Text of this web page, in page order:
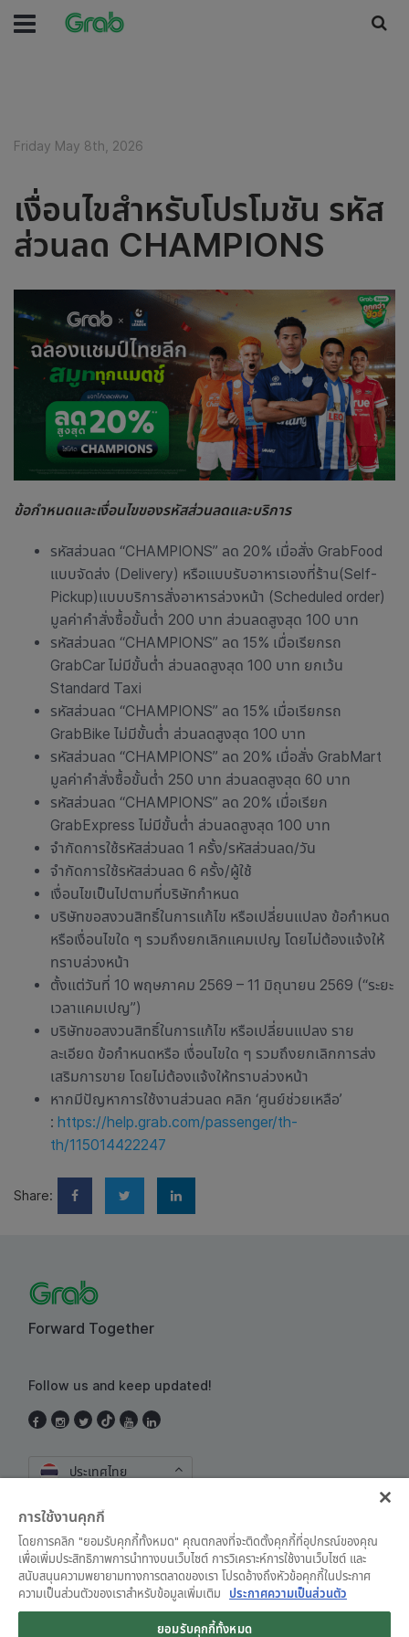
Friday May 8th, 2026
เงื่อนไขสำหรับโปรโมชัน รหัส
ส่วนลด CHAMPIONS
ข้อกำหนดและเงื่อนไขของรหัสส่วนลดและบริการ
รหัสส่วนลด “CHAMPIONS” ลด 20% เมื่อสั่ง GrabFood
แบบจัดส่ง (Delivery) หรือแบบรับอาหารเองที่ร้าน(Self-
Pickup)แบบบริการสั่งอาหารล่วงหน้า (Scheduled order)
มูลค่าคำสั่งซื้อขั้นต่ำ 200 บาท ส่วนลดสูงสุด 100 บาท
รหัสส่วนลด “CHAMPIONS” ลด 15% เมื่อเรียกรถ
GrabCar ไม่มีขั้นต่ำ ส่วนลดสูงสุด 100 บาท ยกเว้น
Standard Taxi
รหัสส่วนลด “CHAMPIONS” ลด 15% เมื่อเรียกรถ
GrabBike ไม่มีขั้นต่ำ ส่วนลดสูงสุด 100 บาท
รหัสส่วนลด “CHAMPIONS” ลด 20% เมื่อสั่ง GrabMart
มูลค่าคำสั่งซื้อขั้นต่ำ 250 บาท ส่วนลดสูงสุด 60 บาท
รหัสส่วนลด “CHAMPIONS” ลด 20% เมื่อเรียก
GrabExpress ไม่มีขั้นต่ำ ส่วนลดสูงสุด 100 บาท
จำกัดการใช้รหัสส่วนลด 1 ครั้ง/รหัสส่วนลด/วัน
จำกัดการใช้รหัสส่วนลด 6 ครั้ง/ผู้ใช้
เงื่อนไขเป็นไปตามที่บริษัทกำหนด
บริษัทขอสงวนสิทธิ์ในการแก้ไข หรือเปลี่ยนแปลง ข้อกำหนด
หรือเงื่อนไขใด ๆ รวมถึงยกเลิกแคมเปญ โดยไม่ต้องแจ้งให้
ทราบล่วงหน้า
ตั้งแต่วันที่ 10 พฤษภาคม 2569 – 11 มิถุนายน 2569 (“ระยะ
เวลาแคมเปญ”)
บริษัทขอสงวนสิทธิ์ในการแก้ไข หรือเปลี่ยนแปลง ราย
ละเอียด ข้อกำหนดหรือ เงื่อนไขใด ๆ รวมถึงยกเลิกการส่ง
เสริมการขาย โดยไม่ต้องแจ้งให้ทราบล่วงหน้า
หากมีปัญหาการใช้งานส่วนลด คลิก ‘ศูนย์ช่วยเหลือ’
: https://help.grab.com/passenger/th-
th/115014422247
Share:
Forward Together
Follow us and keep updated!
ประเทศไทย
ข้อตกลงและเงื่อนไขการใช้งาน •
การใช้งานคุกกี้
โดยการคลิก "ยอมรับคุกกี้ทั้งหมด" คุณตกลงที่จะติดตั้งคุกกี้ที่อุปกรณ์ของคุณ
เพื่อเพิ่มประสิทธิภาพการนำทางบนเว็บไซต์ การวิเคราะห์การใช้งานเว็บไซต์ และ
สนับสนุนความพยายามทางการตลาดของเรา โปรดอ้างถึงหัวข้อคุกกี้ในประกาศ
ความเป็นส่วนตัวของเราสำหรับข้อมูลเพิ่มเติม
ประกาศความเป็นส่วนตัว
ยอมรับคุกกี้ทั้งหมด